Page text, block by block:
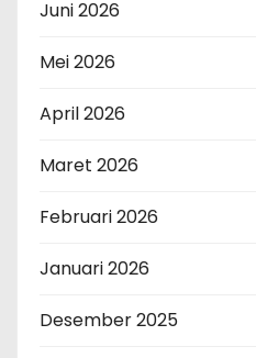
Juni 2026
Mei 2026
April 2026
Maret 2026
Februari 2026
Januari 2026
Desember 2025